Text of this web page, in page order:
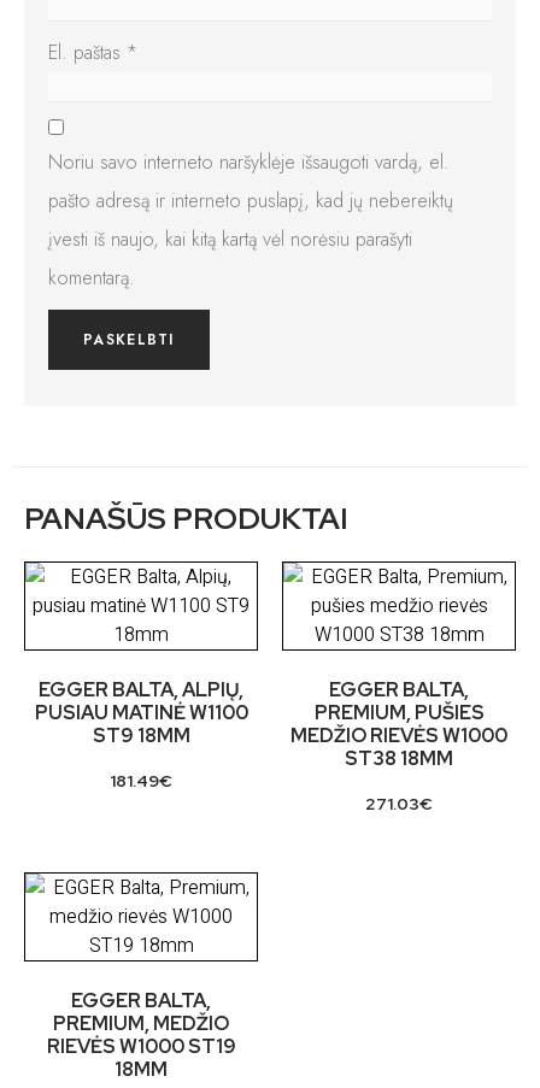
El. paštas *
Noriu savo interneto naršyklėje išsaugoti vardą, el.
pašto adresą ir interneto puslapį, kad jų nebereiktų
įvesti iš naujo, kai kitą kartą vėl norėsiu parašyti
komentarą.
PANAŠŪS PRODUKTAI
EGGER BALTA, ALPIŲ,
PUSIAU MATINĖ W1100
ST9 18MM
181.49€
EGGER BALTA,
PREMIUM, PUŠIES
MEDŽIO RIEVĖS W1000
ST38 18MM
271.03€
EGGER BALTA,
PREMIUM, MEDŽIO
RIEVĖS W1000 ST19
18MM